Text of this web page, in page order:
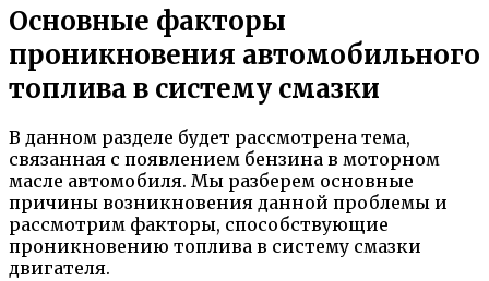
Основные факторы
проникновения автомобильного
топлива в систему смазки
В данном разделе будет рассмотрена тема,
связанная с появлением бензина в моторном
масле автомобиля. Мы разберем основные
причины возникновения данной проблемы и
рассмотрим факторы, способствующие
проникновению топлива в систему смазки
двигателя.